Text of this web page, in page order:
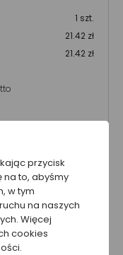
1 szt.
21.42 zł
21.42 zł
informacyjnych. W
stronie nie powinny
oferta sprzedaży,
zaproszenie lub
przycisk
na to, abyśmy
w tym
na naszych
Więcej
cookies